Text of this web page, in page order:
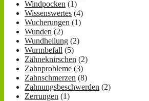
Windpocken (1)
Wissenswertes (4)
Wucherungen (1)
Wunden (2)
Wundheilung (2)
Wurmbefall (5)
Zähneknirschen (2)
Zahnprobleme (3)
Zahnschmerzen (8)
Zahnungsbeschwerden (2)
Zerrungen (1)